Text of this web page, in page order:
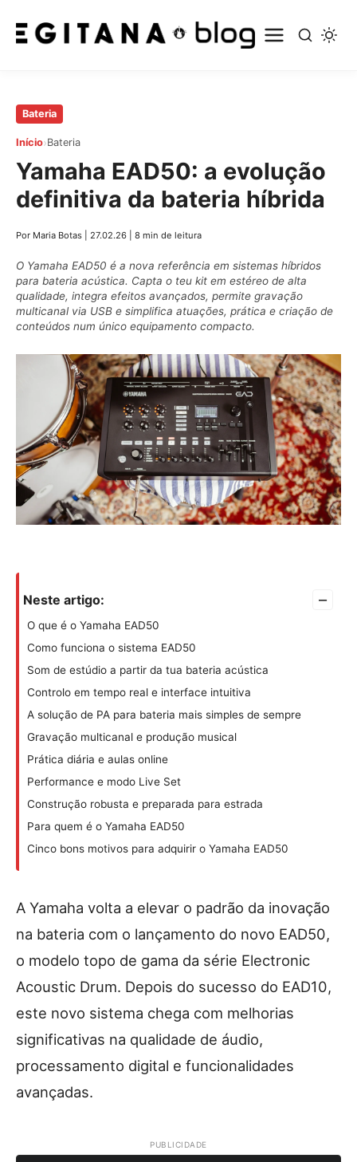
Pular
conteúdo
principal
Bateria
Início›Bateria
Yamaha EAD50: a evolução
definitiva da bateria híbrida
Por Maria Botas 27.02.26 8 min de leitura
O Yamaha EAD50 é a nova referência em sistemas híbridos
para bateria acústica. Capta o teu kit em estéreo de alta
qualidade, integra efeitos avançados, permite gravação
multicanal via USB e simplifica atuações, prática e criação de
conteúdos num único equipamento compacto.
Neste artigo: –
O que é o Yamaha EAD50
Como funciona o sistema EAD50
Som de estúdio a partir da tua bateria acústica
Controlo em tempo real e interface intuitiva
A solução de PA para bateria mais simples de sempre
Gravação multicanal e produção musical
Prática diária e aulas online
Performance e modo Live Set
Construção robusta e preparada para estrada
Para quem é o Yamaha EAD50
Cinco bons motivos para adquirir o Yamaha EAD50
A Yamaha volta a elevar o padrão da inovação
na bateria com o lançamento do novo EAD50,
o modelo topo de gama da série Electronic
Acoustic Drum. Depois do sucesso do EAD10,
este novo sistema chega com melhorias
significativas na qualidade de áudio,
processamento digital e funcionalidades
avançadas.
PUBLICIDADE